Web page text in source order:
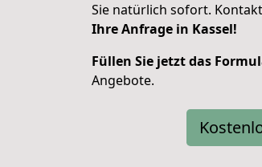
Sie natürlich sofort.
Ihre Anfrage in Kassel!
Füllen Sie jetzt das
Angebote.